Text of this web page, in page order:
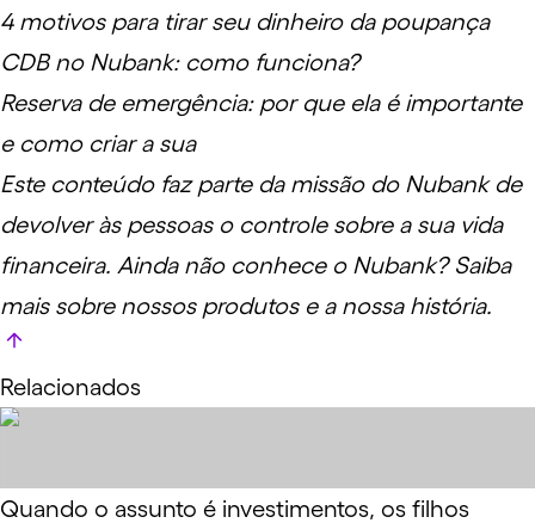
4 motivos para tirar seu dinheiro da poupança
CDB no Nubank: como funciona?
Reserva de emergência: por que ela é importante
e como criar a sua
Este conteúdo faz parte da missão do Nubank de
devolver às pessoas o controle sobre a sua vida
financeira. Ainda não conhece o Nubank?Saiba
maissobre nossos produtos e a nossa história.
Relacionados
Quando o assunto é investimentos, os filhos